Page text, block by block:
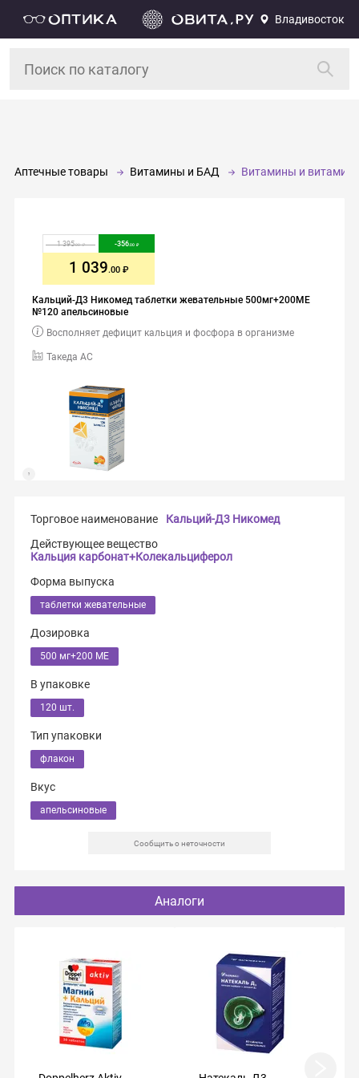
Владивосток
Аптечные товары Витамины и БАД Витамины и
Кальций-Д3 Никомед таблетки жевательные 500мг+200МЕ
№120 апельсиновые
Такеда АС
Восполняет дефицит кальция и фосфора в организме
1 395.00 -356.00
1 039.00
Торговое наименование
Кальций-Д3 Никомед
Действующее вещество
Кальция карбонат+Колекальциферол
Форма выпуска
таблетки жевательные
Дозировка
500 мг+200 МЕ
В упаковке
120 шт.
Тип упаковки
флакон
Вкус
апельсиновые
Сообщить о неточности
Аналоги